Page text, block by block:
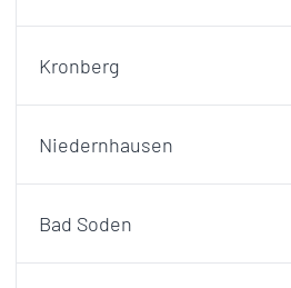
Kronberg
Niedernhausen
Bad Soden